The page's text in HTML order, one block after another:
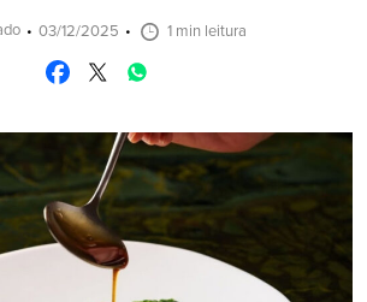
03/12/2025 1 min leitura